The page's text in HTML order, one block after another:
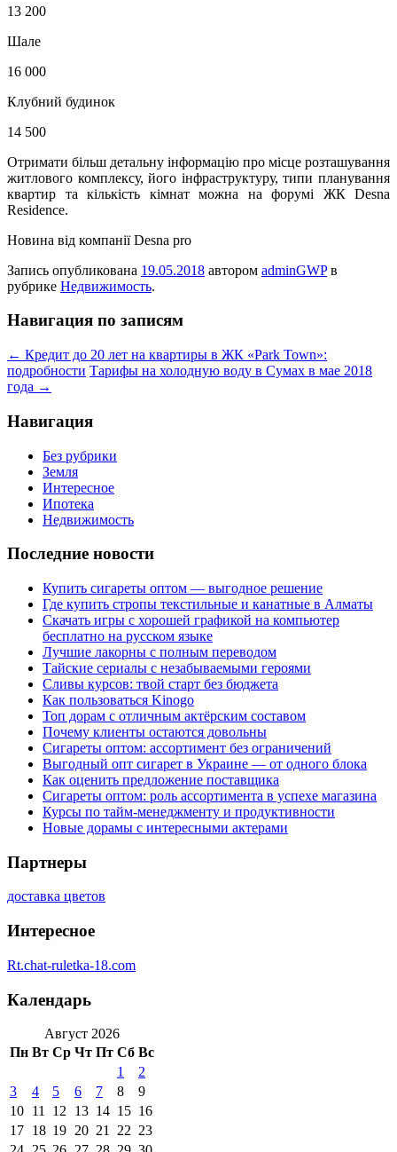
13 200
Шале
16 000
Клубний будинок
14 500
Отримати більш детальну інформацію про місце розташування
житлового комплексу, його інфраструктуру, типи планування
квартир та кількість кімнат можна на форумі ЖК Desna
Residence.
Новина від компанії Desna pro
Запись опубликована 19.05.2018 автором adminGWPв
рубрике Недвижимость.
Навигация по записям
← Кредит до 20 лет на квартиры в ЖК «Park Town»:
подробности Тарифы на холодную воду в Сумах в мае 2018
года →
Навигация
Без рубрики
Земля
Интересное
Ипотека
Недвижимость
Последние новости
Купить сигареты оптом — выгодное решение
Где купить стропы текстильные и канатные в Алматы
Скачать игры с хорошей графикой на компьютер
бесплатно на русском языке
Лучшие лакорны с полным переводом
Тайские сериалы с незабываемыми героями
Сливы курсов: твой старт без бюджета
Как пользоваться Kinogo
Топ дорам с отличным актёрским составом
Почему клиенты остаются довольны
Сигареты оптом: ассортимент без ограничений
Выгодный опт сигарет в Украине — от одного блока
Как оценить предложение поставщика
Сигареты оптом: роль ассортимента в успехе магазина
Курсы по тайм-менеджменту и продуктивности
Новые дорамы с интересными актерами
Партнеры
доставка цветов
Интересное
Rt.chat-ruletka-18.com
Календарь
Август 2026
Пн Вт Ср Чт Пт Сб Вс
1
2
3
4 5 6 7 8
9
10 11 12 13 14 15 16
17 18 19 20 21 22 23